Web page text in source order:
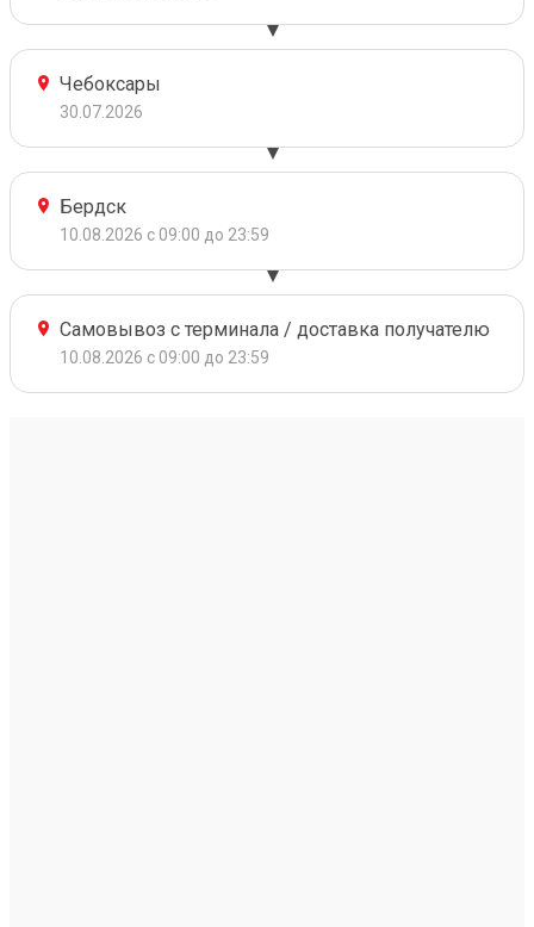
Чебоксары
30.07.2026
Бердск
10.08.2026 с 09:00 до 23:59
Самовывоз с терминала / доставка получателю
10.08.2026 с 09:00 до 23:59